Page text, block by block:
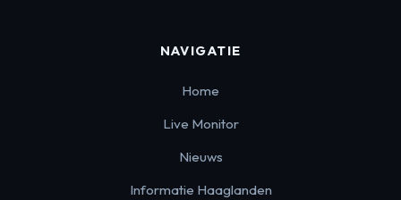
NAVIGATIE
Home
Live Monitor
Nieuws
Informatie Haaglanden